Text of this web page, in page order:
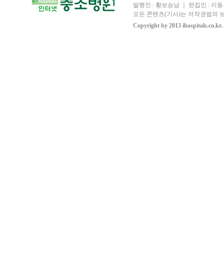
발행인 : 황보승남 ｜ 편집인 : 이
모든 콘텐츠(기사)는 저작권법의
Copyright by 2013 ihospitals.co.kr.